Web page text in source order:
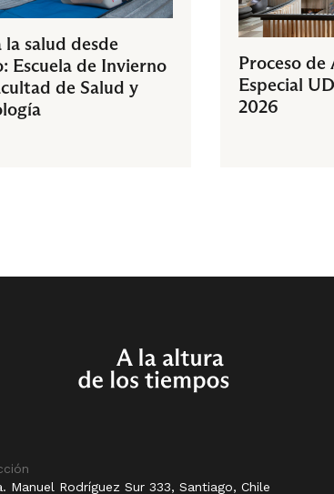
la salud desde
Escuela de Invierno
de Salud y
Proceso de
Especial
2026
Manuel Rodríguez Sur 333, Santiago, Chile